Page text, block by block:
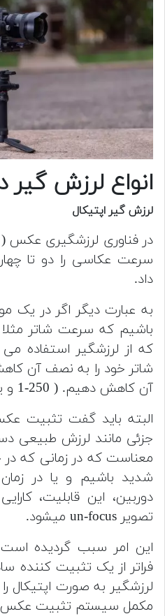
انواع لرزش
لرزش گیر اپتیکال
در فناوری لرزشگیری
سرعت عکاسی را دو تا
داد.
به عبارت دیگر اگر در یک
که از لرزشگیر استفاده
شاتر خود را به نصف آن
آن کاهش دهیم. ( 250-1 و یا حتی کمتر )
البته باید گفت تثبیت
جزئی مانند لرزش طبیعی
معناست که در زمانی که
شدید باشیم و یا در
دوربین، این قابلیت،
تصویر un-focus میشود.
این امر سبب گردیده است
فراتر از یک تثبیت
لرزشگیر به صورت اپتیکال
مکمل سیستم تثبیت عکس